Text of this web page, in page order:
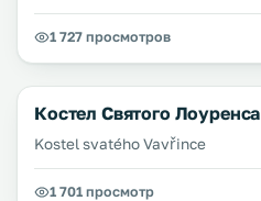
1 727 просмотров
Костел Святого Лоуренса
Kostel svatého Vavřince
1 701 просмотр